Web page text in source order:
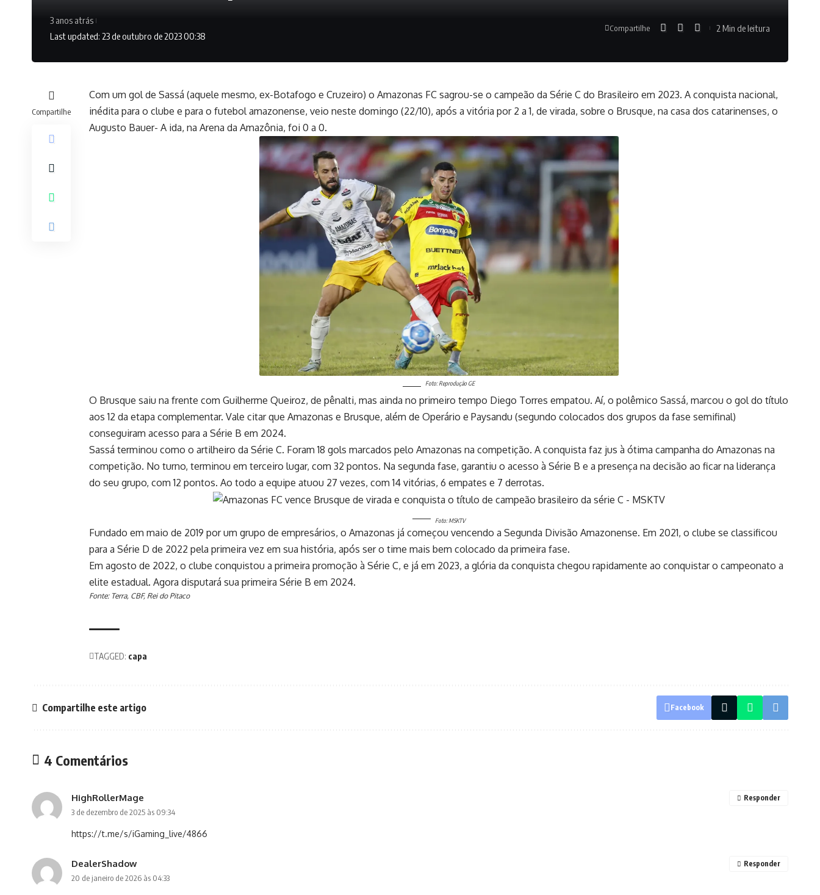
Last updated: 23 de outubro de 2023 00:38
3 anos atrás
Compartilhe 2 Min de leitura
Compartilhe
Com um gol de Sassá (aquele mesmo, ex-Botafogo e Cruzeiro) o Amazonas FC sagrou-se o campeão da Série C do Brasileiro em 2023. A conquista nacional,
inédita para o clube e para o futebol amazonense, veio neste domingo (22/10), após a vitória por 2 a 1, de virada, sobre o Brusque, na casa dos catarinenses, o
Augusto Bauer- A ida, na Arena da Amazônia, foi 0 a 0.
Foto: Reprodução GE
O Brusque saiu na frente com Guilherme Queiroz, de pênalti, mas ainda no primeiro tempo Diego Torres empatou. Aí, o polêmico Sassá, marcou o gol do título
aos 12 da etapa complementar. Vale citar que Amazonas e Brusque, além de Operário e Paysandu (segundo colocados dos grupos da fase semifinal)
conseguiram acesso para a Série B em 2024.
Sassá terminou como o artilheiro da Série C. Foram 18 gols marcados pelo Amazonas na competição. A conquista faz jus à ótima campanha do Amazonas na
competição. No turno, terminou em terceiro lugar, com 32 pontos. Na segunda fase, garantiu o acesso à Série B e a presença na decisão ao ficar na liderança
do seu grupo, com 12 pontos. Ao todo a equipe atuou 27 vezes, com 14 vitórias, 6 empates e 7 derrotas.
Foto: MSKTV
Fundado em maio de 2019 por um grupo de empresários, o Amazonas já começou vencendo a Segunda Divisão Amazonense. Em 2021, o clube se classificou
para a Série D de 2022 pela primeira vez em sua história, após ser o time mais bem colocado da primeira fase.
Em agosto de 2022, o clube conquistou a primeira promoção à Série C, e já em 2023, a glória da conquista chegou rapidamente ao conquistar o campeonato a
elite estadual. Agora disputará sua primeira Série B em 2024.
Fonte: Terra, CBF, Rei do Pitaco
TAGGED: capa
Compartilhe este artigo Facebook
4 Comentários
HighRollerMage
3 de dezembro de 2025 às 09:34
https://t.me/s/iGaming_live/4866
Responder
DealerShadow
20 de janeiro de 2026 às 04:33
Responder